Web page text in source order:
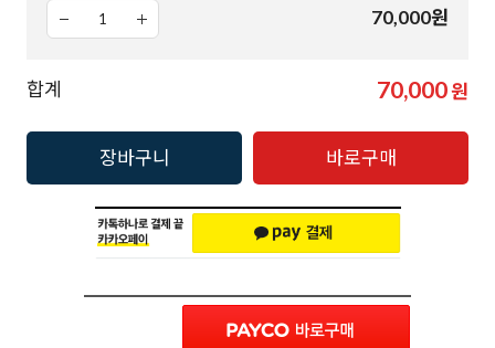
70,000원
합계 70,000원
장바구니 바로구매